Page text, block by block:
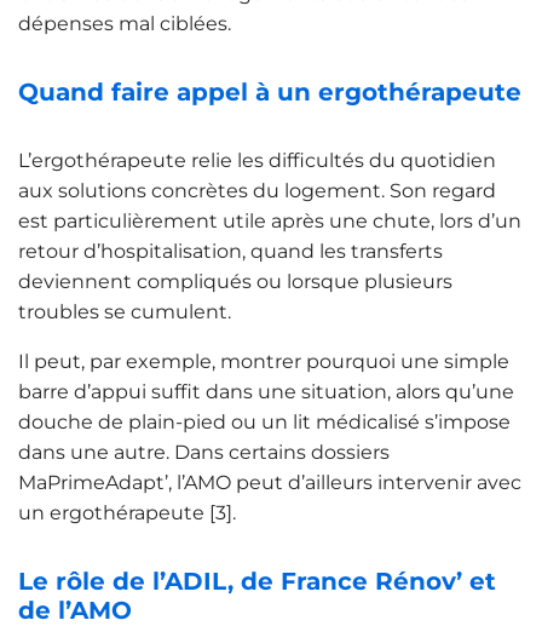
dépenses mal ciblées.
Quand faire appel à un ergothérapeute
L’ergothérapeute relie les difficultés du quotidien
aux solutions concrètes du logement. Son regard
est particulièrement utile après une chute, lors d’un
retour d’hospitalisation, quand les transferts
deviennent compliqués ou lorsque plusieurs
troubles se cumulent.
Il peut, par exemple, montrer pourquoi une simple
barre d’appui suffit dans une situation, alors qu’une
douche de plain-pied ou un lit médicalisé s’impose
dans une autre. Dans certains dossiers
MaPrimeAdapt’, l’AMO peut d’ailleurs intervenir avec
un ergothérapeute [3].
Le rôle de l’ADIL, de France Rénov’ et
de l’AMO